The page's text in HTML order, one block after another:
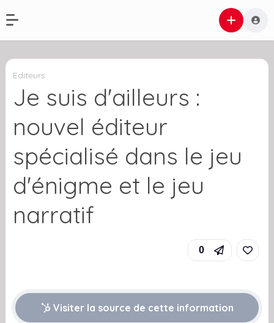
Editeurs
Je suis d'ailleurs :
nouvel éditeur
spécialisé dans le jeu
d'énigme et le jeu
narratif
0
Visiter la source de cette information